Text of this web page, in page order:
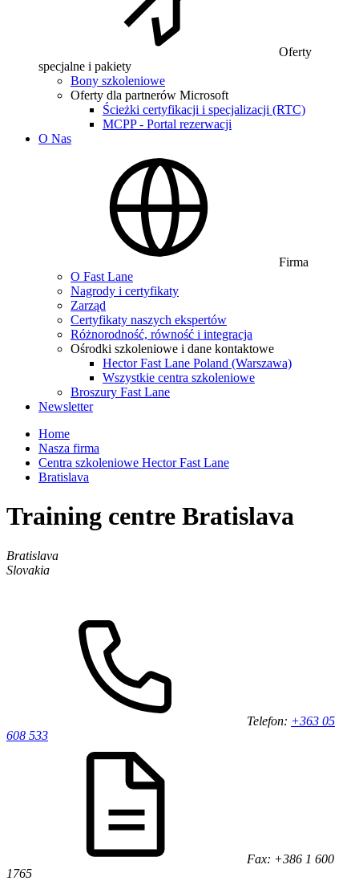
Oferty
specjalne i pakiety
Bony szkoleniowe
Oferty dla partnerów Microsoft
Ścieżki certyfikacji i specjalizacji (RTC)
MCPP - Portal rezerwacji
O Nas
Firma
O Fast Lane
Nagrody i certyfikaty
Zarząd
Certyfikaty naszych ekspertów
Różnorodność, równość i integracja
Ośrodki szkoleniowe i dane kontaktowe
Hector Fast Lane Poland (Warszawa)
Wszystkie centra szkoleniowe
Broszury Fast Lane
Newsletter
Home
Nasza firma
Centra szkoleniowe Hector Fast Lane
Bratislava
Training centre Bratislava
Bratislava
Slovakia
Telefon: +363 05
608 533
Fax: +386 1 600
1765